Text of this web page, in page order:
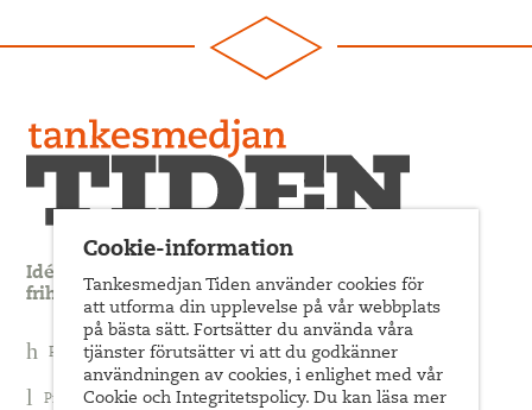
Idédebatt och analys som förnyar arbetarrörelsens
frihets- och jämlikhetssträvan
Prenumerera på nyhetsbrev
Prenumerera på Tiden Magasin
Cookie-information
Tankesmedjan Tiden använder cookies för
att utforma din upplevelse på vår webbplats
på bästa sätt. Fortsätter du använda våra
tjänster förutsätter vi att du godkänner
användningen av cookies, i enlighet med vår
Cookie och Integritetspolicy. Du kan läsa mer